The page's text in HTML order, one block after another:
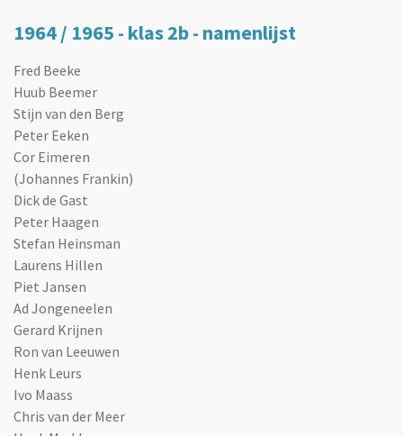
1964 / 1965 - klas 2b - namenlijst
Fred Beeke
Huub Beemer
Stijn van den Berg
Peter Eeken
Cor Eimeren
(Johannes Frankin)
Dick de Gast
Peter Haagen
Stefan Heinsman
Laurens Hillen
Piet Jansen
Ad Jongeneelen
Gerard Krijnen
Ron van Leeuwen
Henk Leurs
Ivo Maass
Chris van der Meer